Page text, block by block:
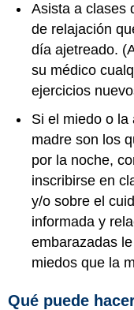
Asista a clases
de relajación
día ajetreado.
su médico
ejercicios
Si el miedo o la
madre son los
por la noche,
inscribirse en
y/o sobre el
informada y
embarazadas
miedos que la
Qué puede